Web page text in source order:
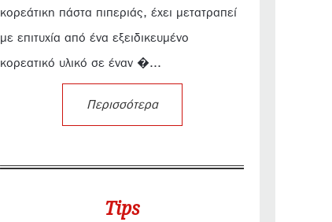
κορεάτικη πάστα πιπεριάς, έχει μετατραπεί
με επιτυχία από ένα εξειδικευμένο
κορεατικό υλικό σε έναν �...
Περισσότερα
Tips